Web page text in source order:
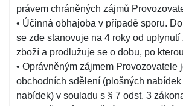
právem chráněných zájmů
• Účinná obhajoba v případě sporu.
se zde stanovuje na 4 roky od uplynutí
zboží a prodlužuje se o dobu, po
• Oprávněným zájmem Provozovatele
obchodních sdělení (plošných
nabídek) v souladu s § 7 odst. 3